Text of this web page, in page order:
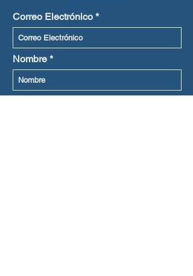
Correo Electrónico
Nombre